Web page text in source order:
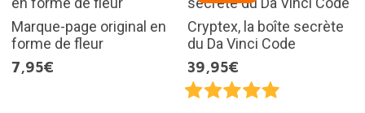
Marque-page original en
forme de fleur
7,95€
Cryptex, la boîte secrète
du Da Vinci Code
39,95€